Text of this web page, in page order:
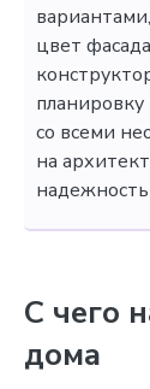
цвет
со всеми
на
С чего
дома